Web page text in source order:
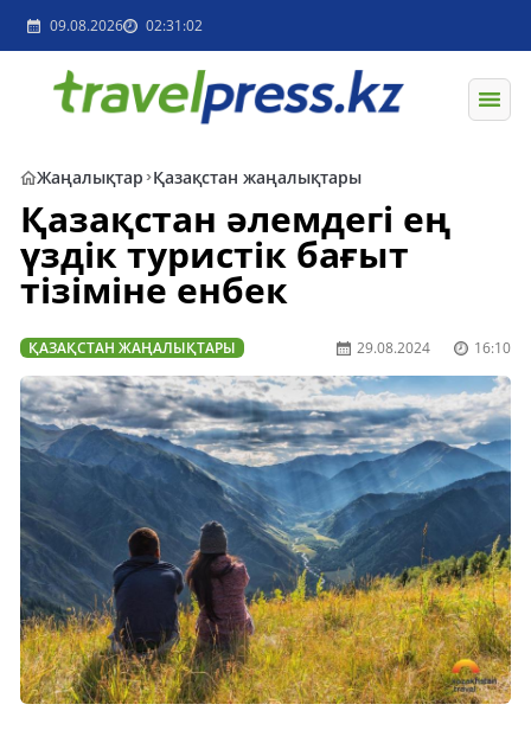
09.08.2026 02:31:02
Жаңалықтар Қазақстан жаңалықтары
Қазақстан әлемдегі ең
үздік туристік бағыт
тізіміне енбек
ҚАЗАҚСТАН ЖАҢАЛЫҚТАРЫ 29.08.2024 16:10